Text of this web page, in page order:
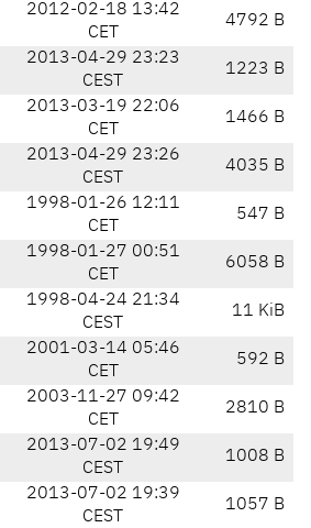
2012-02-18 13:42
CET
4792 B
2013-04-29 23:23
CEST
1223 B
2013-03-19 22:06
CET
1466 B
2013-04-29 23:26
CEST
4035 B
1998-01-26 12:11
CET
547 B
1998-01-27 00:51
CET
6058 B
1998-04-24 21:34
CEST
11 KiB
2001-03-14 05:46
CET
592 B
2003-11-27 09:42
CET
2810 B
2013-07-02 19:49
CEST
1008 B
2013-07-02 19:39
CEST
1057 B